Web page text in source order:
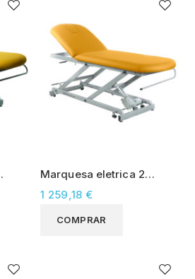
Marquesa eletrica 2
secções Mobercas (CE-
2127-R)
1 259,18 €
COMPRAR